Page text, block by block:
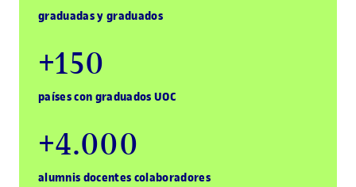
graduadas y graduados
+150
países con graduados UOC
+4.000
alumnis docentes colaboradores